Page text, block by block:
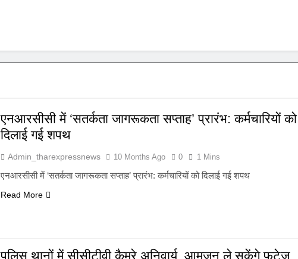
एनआरसीसी में ‘सतर्कता जागरूकता सप्ताह’ प्रारंभ: कर्मचारियों को
दिलाई गई शपथ
Admin_tharexpressnews 10 Months Ago 0 1 Mins
एनआरसीसी में ‘सतर्कता जागरूकता सप्ताह’ प्रारंभ: कर्मचारियों को दिलाई गई शपथ
Read More
पुलिस थानों में सीसीटीवी कैमरे अनिवार्य, आमजन ले सकेंगे फुटेज